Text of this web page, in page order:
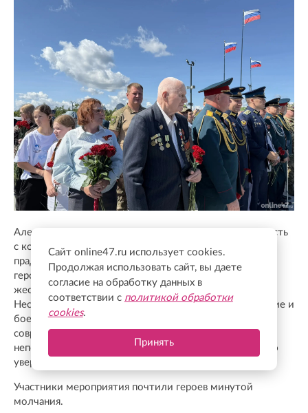
Александр Дрозденко заявил, что жителям региона есть
с кого брать пример, а именно с поколения дедов и
прадедов. Губернатор напомнил, что они не только
героически обороняли Ленинград, но и в условиях
жесточайшей блокады продолжали трудиться в тылу.
Несмотря на голод и холод, они выпускали вооружение и
боеприпасы для фронта. Дрозденко подчеркнул, что
современники обязаны сохранять в себе такую же
непоколебимую веру в правоту своего дела и твердую
уверенность в итоговой победе.
Участники мероприятия почтили героев минутой
молчания.
Сайт online47.ru использует cookies.
Продолжая использовать сайт, вы даете
согласие на обработку данных в
соответствии с политикой обработки
cookies.
Принять